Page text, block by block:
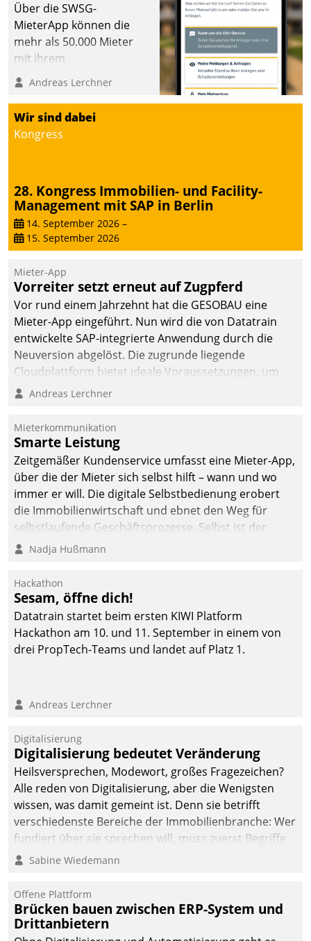
Über die SWSG-
MieterApp können die
mehr als 50.000 Mieter
mit ihrem
Wohnungsunternehmen
kommunizieren, auf dem
Laufenden bleiben, Daten
einsehen und ändern
oder
Uhr.
Andreas Lerchner
Wir sind dabei
Kongress
28. Kongress Immobilien- und Facility-
Management mit SAP in Berlin
14. September 2026 –
15. September 2026
Mieter-App
Vorreiter setzt erneut auf Zugpferd
Vor rund einem Jahrzehnt hat die GESOBAU eine
Mieter-App eingeführt. Nun wird die von Datatrain
entwickelte SAP-integrierte Anwendung durch die
Neuversion abgelöst. Die zugrunde liegende
Cloudplattform bietet ideale Voraussetzungen, um
die Funktionalität der App zu erweitern und weitere
integrieren.
Andreas Lerchner
Mieterkommunikation
Smarte Leistung
Zeitgemäßer Kundenservice umfasst eine Mieter-App,
über die der Mieter sich selbst hilft – wann und wo
immer er will. Die digitale Selbstbedienung erobert
die Immobilienwirtschaft und ebnet den Weg für
selbstlaufende Geschäftsprozesse. Selbst ist der
Kunde und smart der Serviceanbieter.
Nadja Hußmann
Hackathon
Sesam, öffne dich!
Datatrain startet beim ersten KIWI Platform
Hackathon am 10. und 11. September in einem von
drei PropTech-Teams und landet auf Platz 1.
Andreas Lerchner
Digitalisierung
Digitalisierung bedeutet Veränderung
Heilsversprechen, Modewort, großes Fragezeichen?
Alle reden von Digitalisierung, aber die Wenigsten
wissen, was damit gemeint ist. Denn sie betrifft
verschiedenste Bereiche der Immobilienbranche: Wer
fundiert über sie sprechen will, muss zuerst Begriffe
klären. Ein Aspekt ist die betriebliche Optimierung:
Einsparungen durch optimierte und automatisierte
Prozesse. Doch man darf nicht zu viel erwarten: Allein
mit der Einführung einer neuen Software ist es nicht
Sabine Wiedemann
Offene Plattform
Brücken bauen zwischen ERP-System und
Drittanbietern